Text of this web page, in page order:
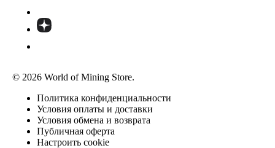
© 2026 World of Mining Store.
Политика конфиденциальности
Условия оплаты и доставки
Условия обмена и возврата
Публичная оферта
Настроить cookie